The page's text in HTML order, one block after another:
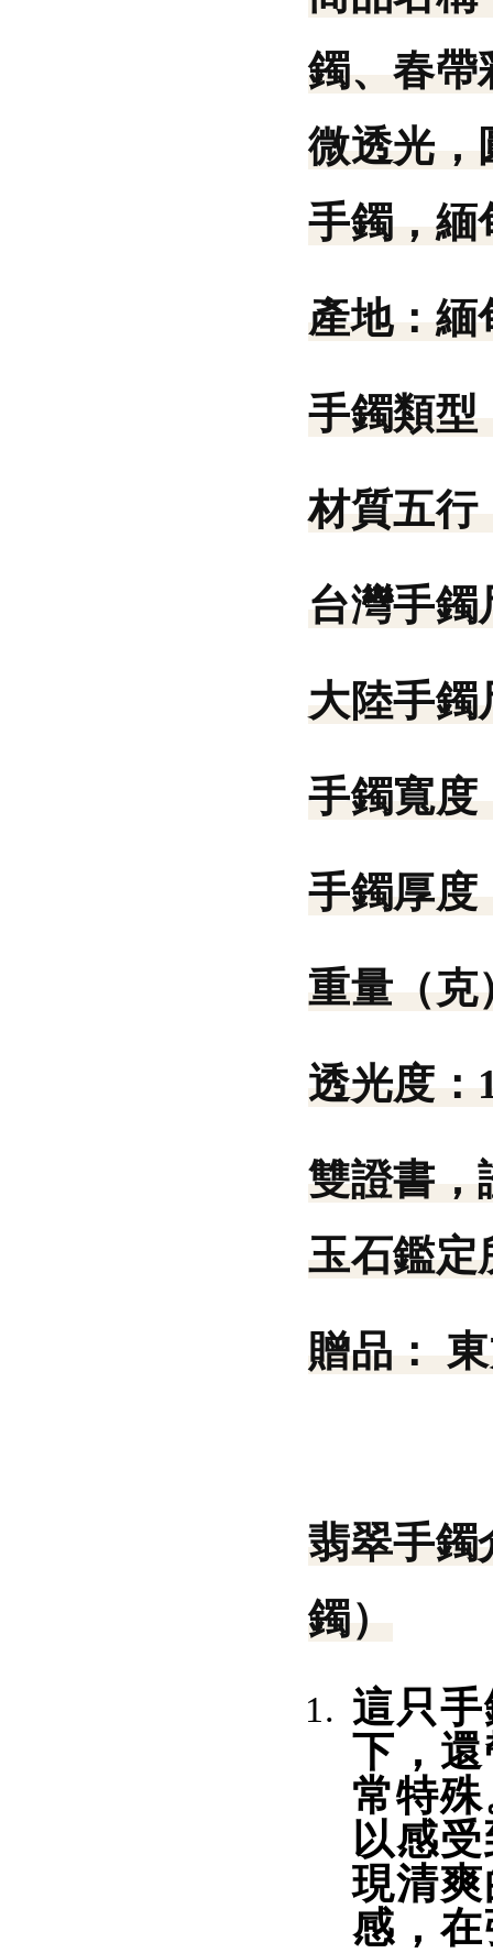
鐲、春帶
微透光，
手鐲，
產地： 緬
手鐲類型
材質五行
台灣手鐲
大陸手鐲
手鐲寬度
手鐲厚度
重量（克
透光度：
雙證書
玉石鑑定
贈品：
翡翠手鐲
鐲）
這只
下，
常特
以感
現清
感，